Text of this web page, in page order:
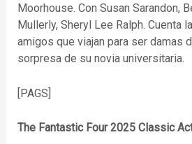
Moorhouse. Con Susan Sarandon,
Mullerly, Sheryl Lee Ralph. Cuenta
amigos que viajan para ser damas
sorpresa de su novia universitaria.
[PAGS]
The Fantastic Four 2025 Classic